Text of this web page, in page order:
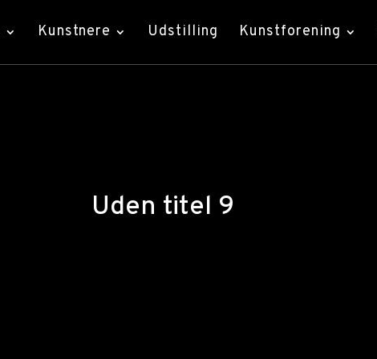
Kunstnere Udstilling Kunstforening
Uden titel 9